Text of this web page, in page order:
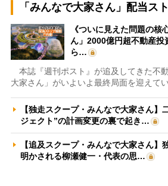
「みんなで大家さん」配当ス
《ついに見えた問題の核
ん」2000億円超不動産投
ら…
本誌『週刊ポスト』が追及してきた不
大家さん」がいよいよ最終局面を迎えて
【独走スクープ・みんなで大家さん】
ジェクト”の計画変更の裏で起き…
【追及スクープ・みんなで大家さん】
明かされる柳瀬健一・代表の思…